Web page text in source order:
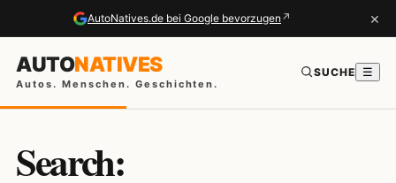
AutoNatives.de bei Google bevorzugen ↗ ×
AUTONATIVES
Autos. Menschen. Geschichten.
SUCHE ☰
Search: